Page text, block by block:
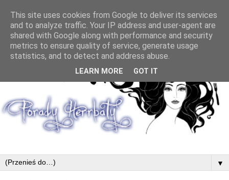
▼
This site uses cookies from Google to deliver its services
and to analyze traffic. Your IP address and user-agent are
shared with Google along with performance and security
metrics to ensure quality of service, generate usage
statistics, and to detect and address abuse.
LEARN MORE GOT IT